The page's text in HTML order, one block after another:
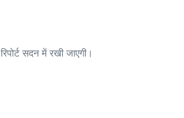
सदन में रखी जाएगी।